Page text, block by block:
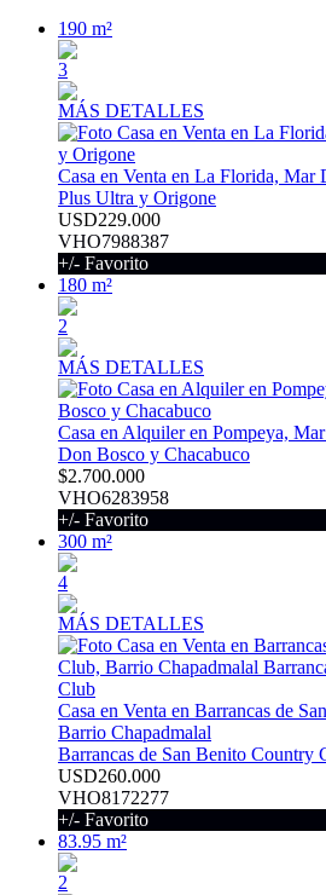
190 m²
3
MÁS DETALLES
Casa en Venta en La Florida, Mar
Plus Ultra y Origone
USD229.000
VHO7988387
+/- Favorito
180 m²
2
MÁS DETALLES
Casa en Alquiler en Pompeya,
Don Bosco y Chacabuco
$2.700.000
VHO6283958
+/- Favorito
300 m²
4
MÁS DETALLES
Casa en Venta en Barrancas de
Barrio Chapadmalal
Barrancas de San Benito Country
USD260.000
VHO8172277
+/- Favorito
83.95 m²
2